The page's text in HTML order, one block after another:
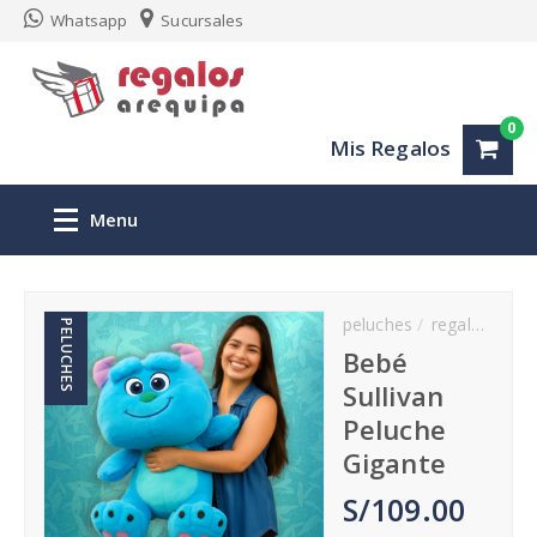
Whatsapp Sucursales
Mis Regalos
0
Menu
Regalos personalizados Arequipa
San Valentin
Aniversario
PELUCHES peluches regalos para mujeres en Arequipa
Bebé
Sullivan
Peluche
Gigante
S/109.00